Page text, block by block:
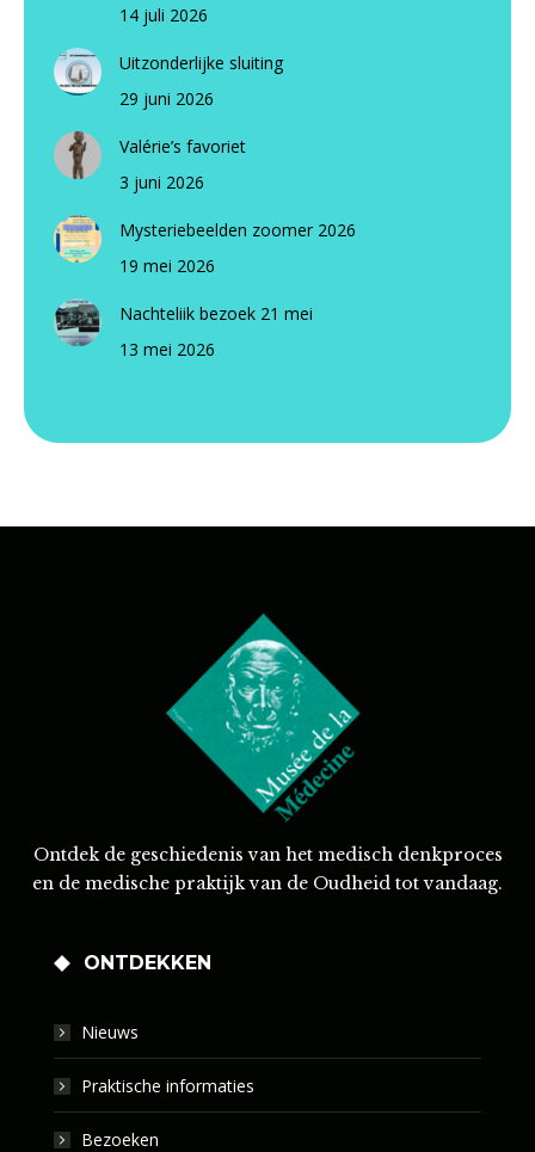
14 juli 2026
Uitzonderlijke sluiting
29 juni 2026
Valérie’s favoriet
3 juni 2026
Mysteriebeelden zoomer 2026
19 mei 2026
Nachteliik bezoek 21 mei
13 mei 2026
Ontdek de geschiedenis van het medisch denkproces
en de medische praktijk van de Oudheid tot vandaag.
ONTDEKKEN
Nieuws
Praktische informaties
Bezoeken